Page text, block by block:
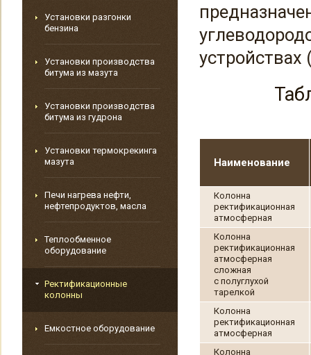
Установки разгонки
бензина
Установки производства
битума из мазута
Установки производства
битума из гудрона
Установки термокрекинга
мазута
Печи нагрева нефти,
нефтепродуктов, масла
Теплообменное
оборудование
Ректификационные
колонны
Емкостное оборудование
устройствах
Наименование
Колонна
ректификационная
атмосферная
Колонна
ректификационная
атмосферная
сложная
с полуглухой
тарелкой
Колонна
ректификационная
атмосферная
Колонна